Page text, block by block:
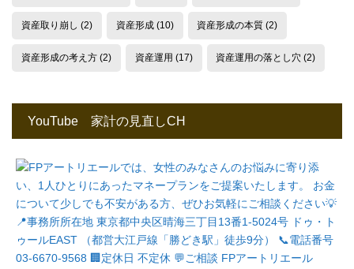
資産取り崩し (2) 資産形成(10) 資産形成の本質 (2)
資産形成の考え方(2) 資産運用 (17) 資産運用の落とし穴 (2)
YouTube 家計の見直しCH